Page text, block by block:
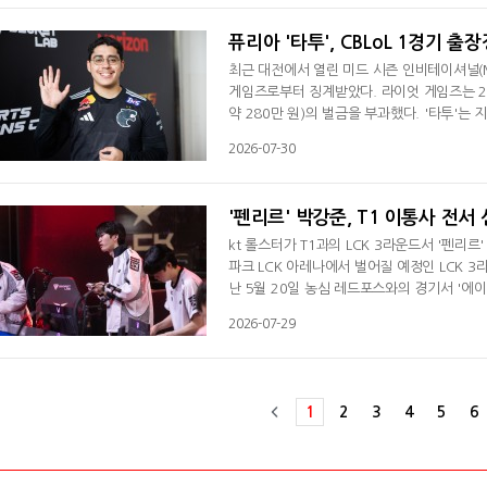
퓨리아 '타투', CBLoL 1경기 출장
최근 대전에서 열린 미드 시즌 인비테이셔
게임즈로부터 징계받았다. 라이엇 게임즈는
약 280만 원)의 벌금을 부과했다. '타투'는
퓨리아 코치인 '루크즈' 루카스 유디 히가시
2026-07-30
'펜리르' 박강준, T1 이통사 전서
kt 롤스터가 T1과의 LCK 3라운드서 '펜리
파크 LCK 아레나에서 벌어질 예정인 LCK 3
난 5월 20일 농심 레드포스와의 경기서 '에
께 '퍼펙트' 이승민, '커즈' 문우찬, '비디디'
2026-07-29
1 2 3 4 5 6